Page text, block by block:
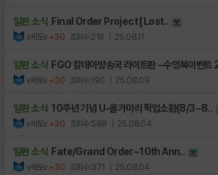
일판 소식 Final Order Project [Lost..
v세토v +30 조회수:218 | 25.08.11
일판 소식 FGO 칼데아방송국 라이트판 ~수영복이벤트
v세토v +30 조회수:190 | 25.08.09
일판 소식 10주년 기념 U-올가마리 픽업소환(8/3~8..
v세토v +30 조회수:588 | 25.08.04
일판 소식 Fate/Grand Order~10th Ann..
v세토v +30 조회수:371 | 25.08.04